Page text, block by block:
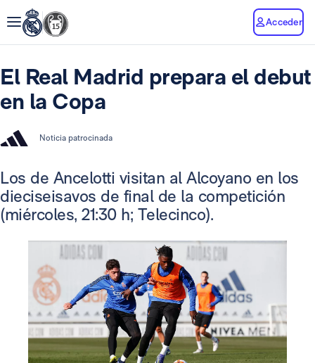
Acceder
El Real Madrid prepara el debut
en la Copa
Noticia patrocinada
Los de Ancelotti visitan al Alcoyano en los
dieciseisavos de final de la competición
(miércoles, 21:30 h; Telecinco).